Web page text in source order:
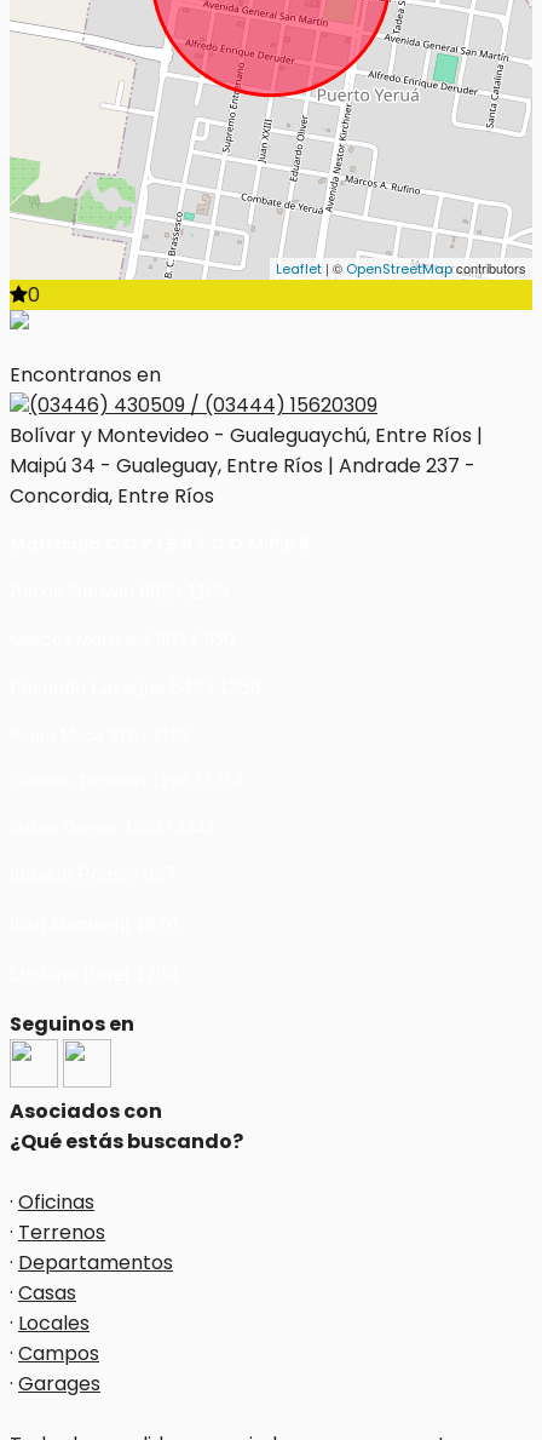
Leaflet | © OpenStreetMapcontributors
0
Encontranos en
(03446) 430509 / (03444) 15620309
Bolívar y Montevideo - Gualeguaychú, Entre Ríos |
Maipú 34 - Gualeguay, Entre Ríos | Andrade 237 -
Concordia, Entre Ríos
Seguinos en
Asociados con
¿Qué estás buscando?
· Oficinas
· Terrenos
· Departamentos
· Casas
· Locales
· Campos
· Garages